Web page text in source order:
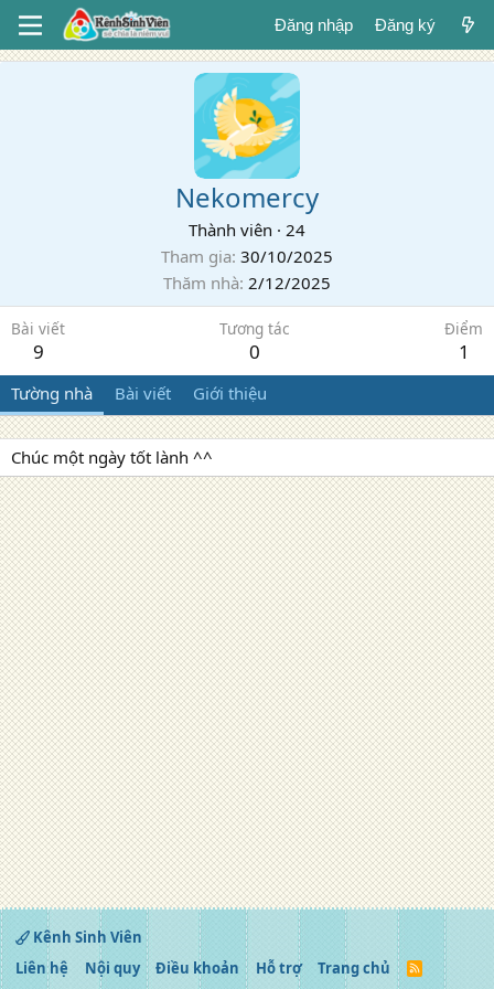
Đăng nhập Đăng ký
Nekomercy
Thành viên · 24
Tham gia 30/10/2025
Thăm nhà 2/12/2025
Bài viết
9
Tương tác
0
Điểm
1
Tường nhà Bài viết Giới thiệu
Chúc một ngày tốt lành ^^
Kênh Sinh Viên
Liên hệ
Nội quy Điều khoản Hỗ trợ Trang chủ
R